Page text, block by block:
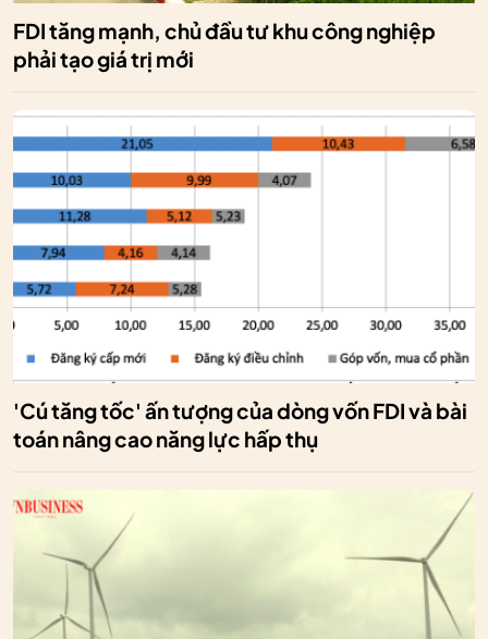
FDI tăng mạnh, chủ đầu tư khu công nghiệp
phải tạo giá trị mới
'Cú tăng tốc' ấn tượng của dòng vốn FDI và bài
toán nâng cao năng lực hấp thụ